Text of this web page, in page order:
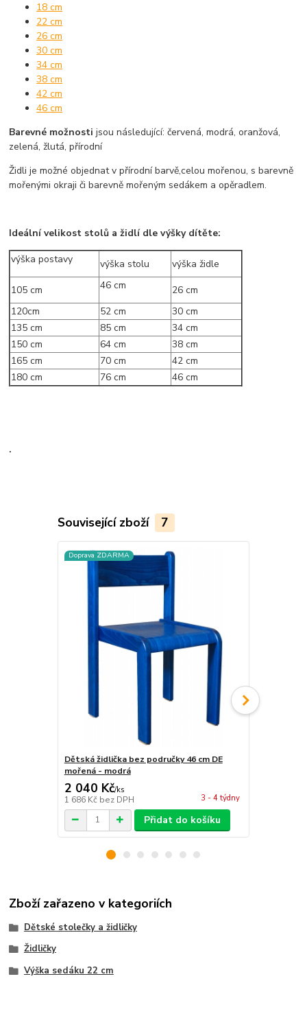
18 cm
22 cm
26 cm
30 cm
34 cm
38 cm
42 cm
46 cm
Barevné možnosti jsou následující: červená, modrá, oranžová,
zelená, žlutá, přírodní
Židli je možné objednat v přírodní barvě,celou mořenou, s barevně
mořenými okraji či barevně mořeným sedákem a opěradlem.
Ideální velikost stolů a židlí dle výšky dítěte:
výška postavy
výška stolu
výška židle
105 cm
46 cm
26 cm
120cm
52 cm
30 cm
135 cm
85 cm
34 cm
150 cm
64 cm
38 cm
165 cm
70 cm
42 cm
180 cm
76 cm 46 cm
.
Související zboží 7
Doprava ZDARMA
Dětská židlička bez područky 46 cm DE
mořená - modrá
2 040 Kč/ks
1 686 Kč bez DPH 3 - 4 týdny
Přidat do košíku
Zboží zařazeno v kategoriích
Dětské stolečky a židličky
Židličky
Výška sedáku 22 cm